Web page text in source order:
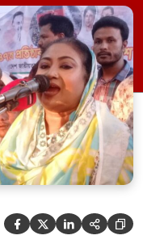
বছরে ফ্যাসিস্ট
করার ষড়যন্ত্র
বরং প্রতিটি
বিএনপি আজ
    